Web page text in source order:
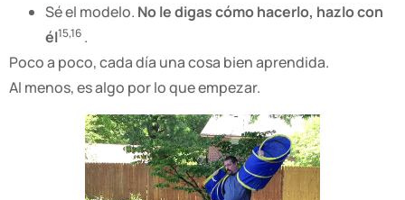
Sé el modelo. No le digas cómo hacerlo, hazlo con
él15,16 .
Poco a poco, cada día una cosa bien aprendida.
Al menos, es algo por lo que empezar.